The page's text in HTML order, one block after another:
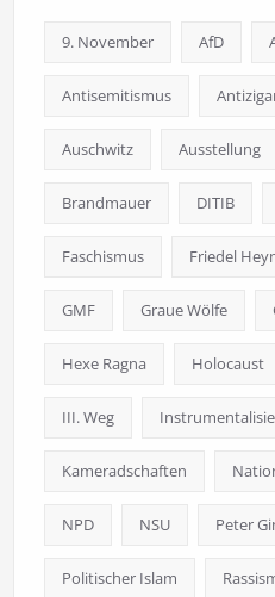
9. November AfD
Antisemitismus
Auschwitz Ausstellung
Brandmauer DITIB
Faschismus Friedel
GMF Graue Wölfe
Hexe Ragna Holocaust
III. Weg
Kameradschaften
NPD NSU Peter
Politischer Islam